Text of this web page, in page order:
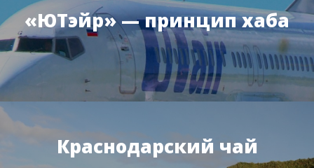
«ЮТэйр» — принцип хаба
Краснодарский чай